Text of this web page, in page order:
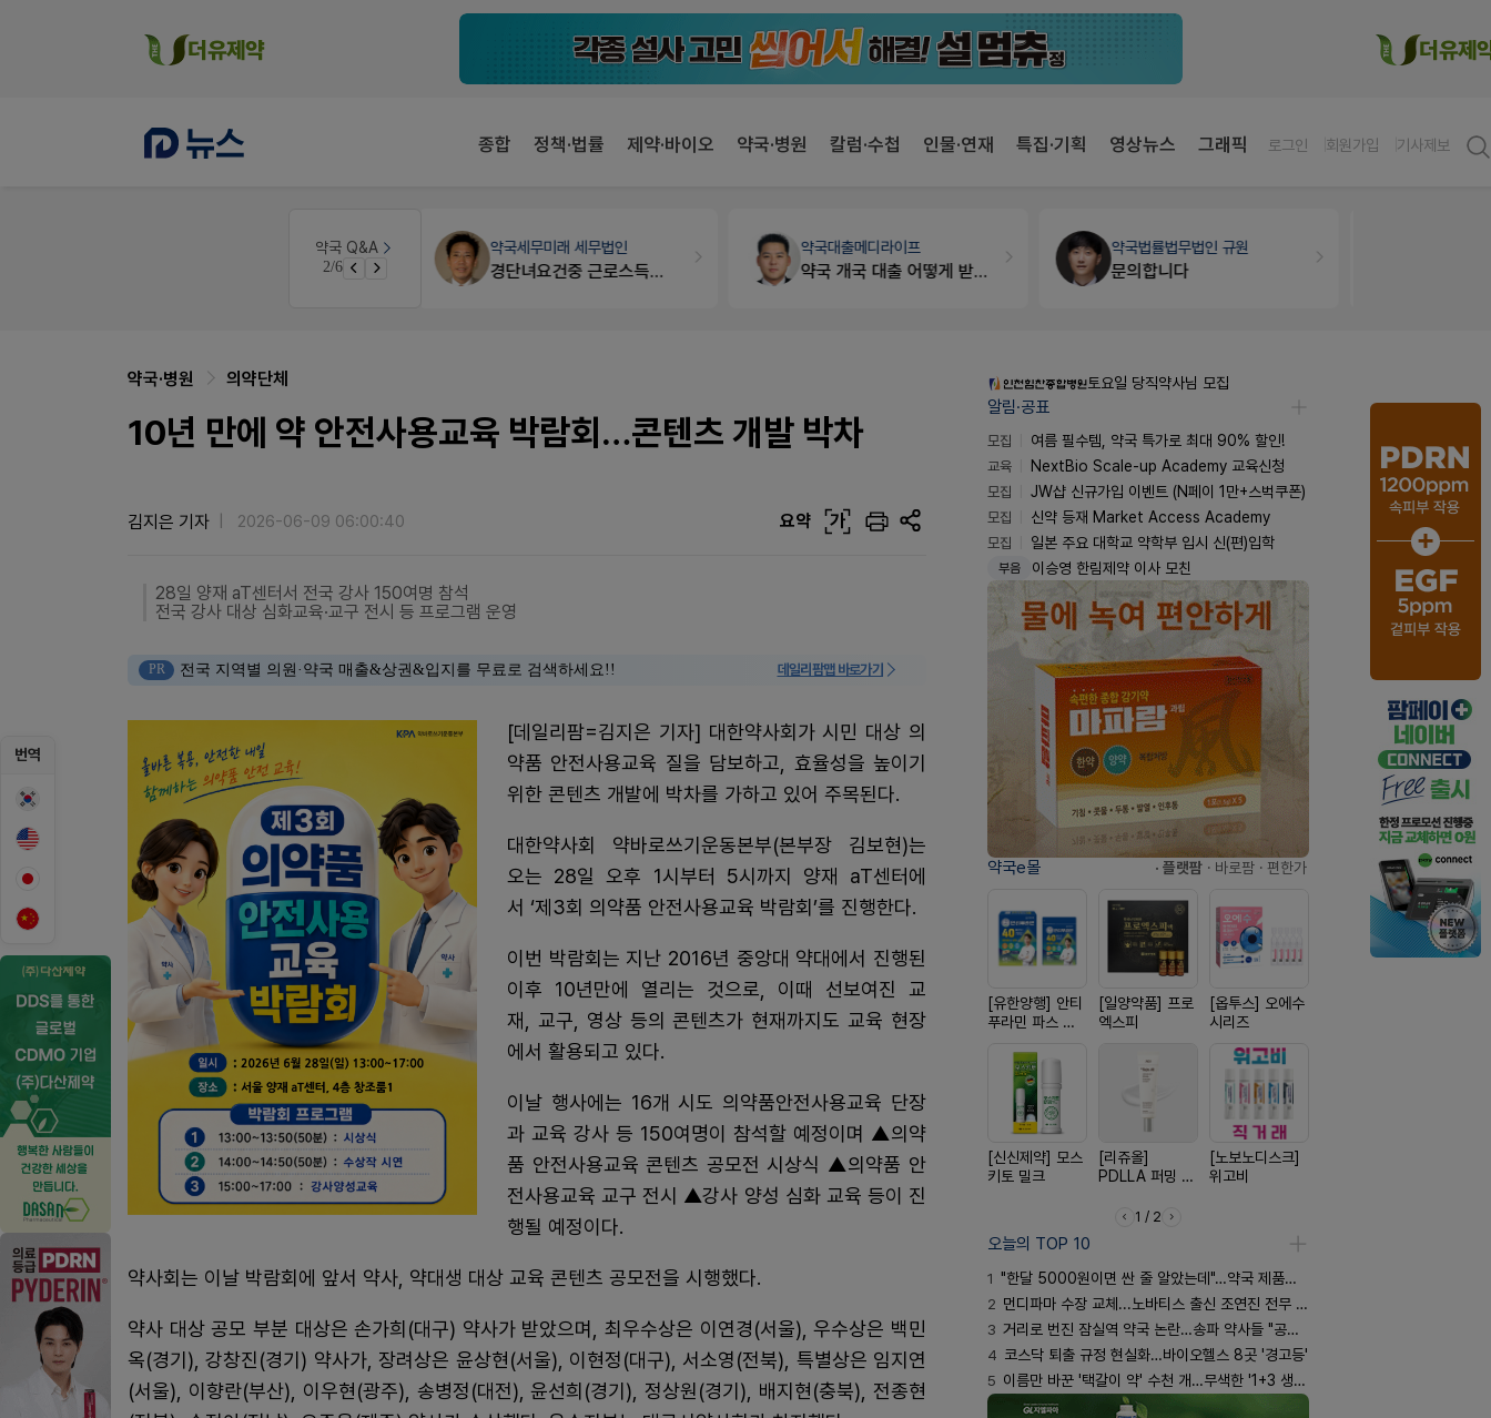
종합 정책·법률 제약·바이오 약국·병원 칼럼·수첩 인물·연재 특집·기획 영상뉴스 그래픽 로그인 회원가입 기사제보
약국 Q&A
3/6
생각자국 디자인 약국세무미래 세무법인
경단녀요건중 근로스득원천징수액
약국대출메디라이프
약국 개국 대출 어떻게 받아야할지 어렵습니다
약국법률법무법인 규원
문의합니다
번역
약국·병원 의약단체
10년 만에 약 안전사용교육 박람회…콘텐츠 개발 박차
김지은 기자 2026-06-09 06:00:40 요약 가
28일 양재 aT센터서 전국 강사 150여명 참석
전국 강사 대상 심화교육·교구 전시 등 프로그램 운영
PR 전국 지역별 의원·약국 매출&상권&입지를 무료로 검색하세요!! 데일리팜맵 바로가기
[데일리팜=김지은 기자] 대한약사회가 시민 대상 의
약품 안전사용교육 질을 담보하고, 효율성을 높이기
위한 콘텐츠 개발에 박차를 가하고 있어 주목된다.
대한약사회 약바로쓰기운동본부(본부장 김보현)는
오는 28일 오후 1시부터 5시까지 양재 aT센터에
서 ‘제3회 의약품 안전사용교육 박람회’를 진행한다.
이번 박람회는 지난 2016년 중앙대 약대에서 진행된
이후 10년만에 열리는 것으로, 이때 선보여진 교
재, 교구, 영상 등의 콘텐츠가 현재까지도 교육 현장
에서 활용되고 있다.
이날 행사에는 16개 시도 의약품안전사용교육 단장
과 교육 강사 등 150여명이 참석할 예정이며 ▲의약
품 안전사용교육 콘텐츠 공모전 시상식 ▲의약품 안
전사용교육 교구 전시 ▲강사 양성 심화 교육 등이 진
행될 예정이다.
약사회는 이날 박람회에 앞서 약사, 약대생 대상 교육 콘텐츠 공모전을 시행했다.
약사 대상 공모 부분 대상은 손가희(대구) 약사가 받았으며, 최우수상은 이연경(서울), 우수상은 백민
옥(경기), 강창진(경기) 약사가, 장려상은 윤상현(서울), 이현정(대구), 서소영(전북), 특별상은 임지연
(서울), 이향란(부산), 이우현(광주), 송병정(대전), 윤선희(경기), 정상원(경기), 배지현(충북), 전종현
토요일 당직약사님 모집
알림·공표
모집
여름 필수템, 약국 특가로 최대 90% 할인!
교육
NextBio Scale-up Academy 교육신청
모집
JW샵 신규가입 이벤트 (N페이 1만+스벅쿠폰)
모집
신약 등재 Market Access Academy
모집
일본 주요 대학교 약학부 입시 신(편)입학
부음 이승영 한림제약 이사 모친
약국e몰 · 플랫팜 · 바로팜 · 편한가
[유한양행] 안티
푸라민 파스 시
[일양약품] 프로
엑스피
[옵투스] 오에수
시리즈
[신신제약] 모스
키토 밀크
[리쥬올]
PDLLA 퍼밍 크
[노보노디스크]
위고비
1 / 2
오늘의 TOP 10
1 "한달 5000원이면 싼 줄 알았는데"…약국 제품과 비교해보니
2 먼디파마 수장 교체...노바티스 출신 조연진 전무 내정
3 거리로 번진 잠실역 약국 논란…송파 약사들 "공공성 훼손"
4 코스닥 퇴출 규정 현실화…바이오헬스 8곳 '경고등'
5 이름만 바꾼 '택갈이 약' 수천 개…무색한 '1+3 생동'